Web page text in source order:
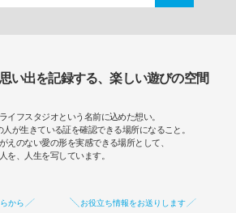
い出を記録する、楽しい遊びの空間
イフスタジオという名前に込めた想い。
が生きている証を確認できる場所になること。
えのない愛の形を実感できる場所として、
人を、人生を写しています。
から お役立ち情報をお送りします